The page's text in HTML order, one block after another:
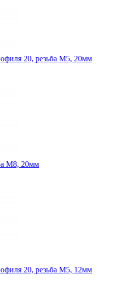
20, резьба М5, 20мм
М8, 20мм
20, резьба М5, 12мм